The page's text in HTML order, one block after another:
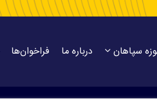
سپاهان درباره ما فراخوان‌ها